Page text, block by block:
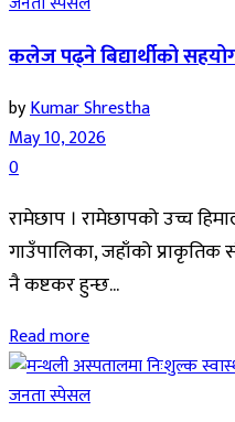
कलेज पढ्ने बिद्यार्थीको
byKumar Shrestha
May 10, 2026
0
रामेछाप । रामेछापको उच्च
गाउँपालिका, जहाँको प्राकृतिक
नै कष्टकर हुन्छ...
Read more
जनता स्पेसल